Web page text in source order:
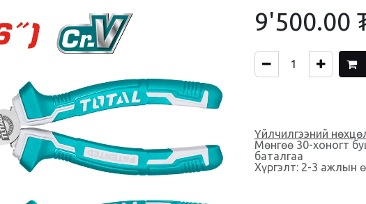
9'500.00
Үйлчилгээний
Мөнгөө 30-хоногт
баталгаа
Хүргэлт: 2-3 ажлын